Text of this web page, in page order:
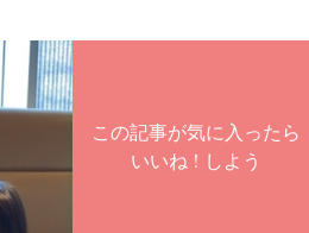
この記事が気に入ったら
いいね ! しよう